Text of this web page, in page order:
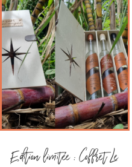
Edition limitée : Coffret Le